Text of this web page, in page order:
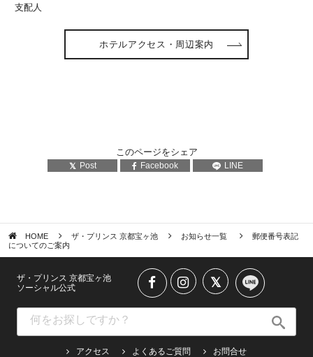
支配人
ホテルアクセス・周辺案内
このページをシェア
Post Facebook LINE
HOME ザ・プリンス 京都宝ヶ池 お知らせ一覧
郵便番号表記
についてのご案内
ザ・プリンス 京都宝ヶ池
ソーシャル公式
アクセス よくあるご質問 お問合せ